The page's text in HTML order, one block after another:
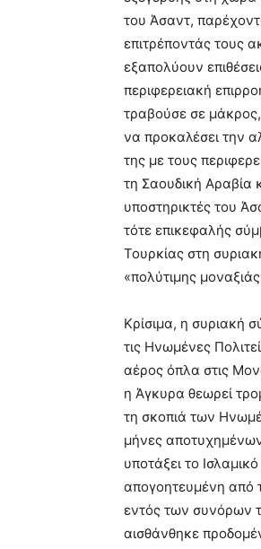
του Άσαντ,
επιτρέποντάς τους
εξαπολύουν
περιφερειακή
τραβούσε σε
να προκαλέσει την
της με τους
τη Σαουδική Αραβία
υποστηρικτές του
τότε επικεφαλής
Τουρκίας στη
«πολύτιμης
Κρίσιμα, η συριακή
τις Ηνωμένες
αέρος όπλα στις
η Άγκυρα θεωρεί
τη σκοπιά των
μήνες
υποτάξει το
απογοητευμένη από
εντός των συνόρων
αισθάνθηκε